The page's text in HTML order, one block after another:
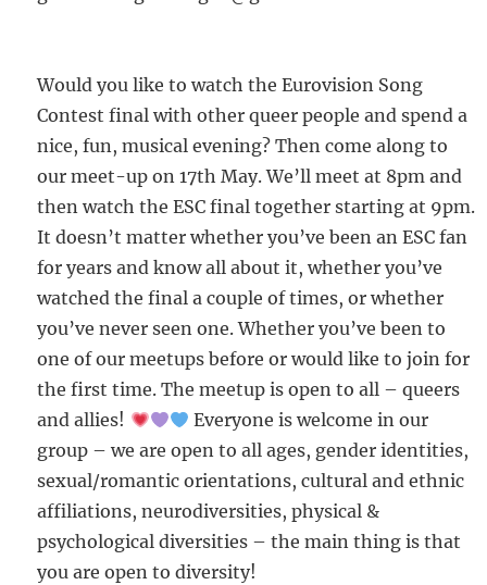
Would you like to watch the Eurovision Song
Contest final with other queer people and spend a
nice, fun, musical evening? Then come along to
our meet-up on 17th May. We’ll meet at 8pm and
then watch the ESC final together starting at 9pm.
It doesn’t matter whether you’ve been an ESC fan
for years and know all about it, whether you’ve
watched the final a couple of times, or whether
you’ve never seen one. Whether you’ve been to
one of our meetups before or would like to join for
the first time. The meetup is open to all – queers
and allies!
Everyone is welcome in our
group – we are open to all ages, gender identities,
sexual/romantic orientations, cultural and ethnic
affiliations, neurodiversities, physical &
psychological diversities – the main thing is that
you are open to diversity!